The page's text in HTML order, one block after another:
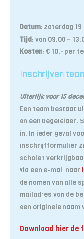
Datum: zaterdag
Tijd: van 09.00 –
Kosten: € 10,- per
Inschrijven
Uiterlijk voor 15
Een team bestaat
en een begeleider.
in. In ieder geval
inschrijfformulier
scholen
via een e-mail naar
de namen van alle
mailadres van de
een originele naam
Download hier